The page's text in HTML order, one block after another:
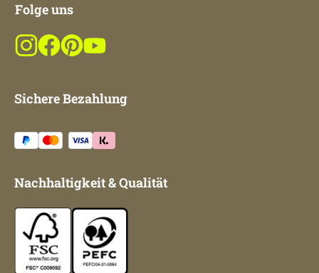
Folge uns
Sichere Bezahlung
Nachhaltigkeit & Qualität